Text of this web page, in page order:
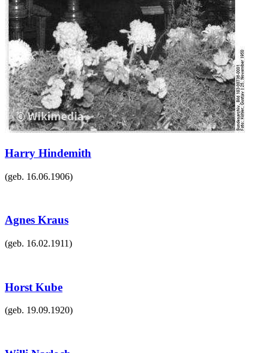
Harry Hindemith
(geb. 16.06.1906)
Agnes Kraus
(geb. 16.02.1911)
Horst Kube
(geb. 19.09.1920)